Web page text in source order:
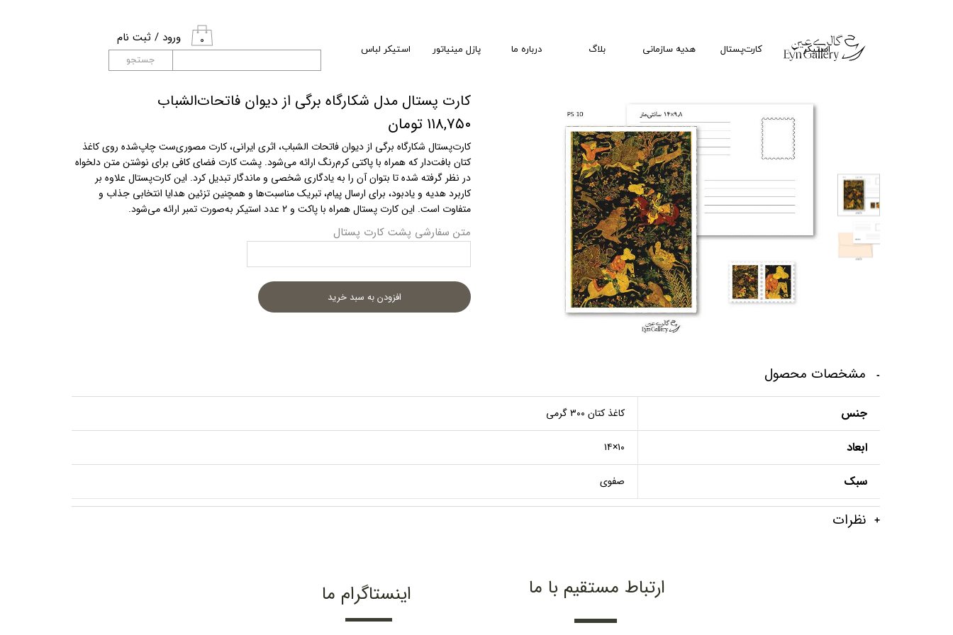
۰ ورود / ثبت نام
حساب کاربری من
تغییر گذر واژه
خروج از حساب
کاربری
استیکر کارت‌پستال هدیه سازمانی بلاگ درباره ما پازل مینیاتور
استیکر لباس
جستجو
کارت پستال مدل شکارگاه برگی از دیوان فاتحات‌الشباب
۱۱۸,۷۵۰ تومان
کارت‌پستال شکارگاه برگی از دیوان فاتحات الشباب، اثری ایرانی، کارت مصوری‌ست چاپ‌شده روی کاغذ
کتان بافت‌دار که همراه با پاکتی کرم‌رنگ ارائه می‌شود. پشت کارت فضای کافی برای نوشتن متن دلخواه
در نظر گرفته شده تا بتوان آن را به یادگاری شخصی و ماندگار تبدیل کرد. این کارت‌پستال علاوه بر
کاربرد هدیه و یادبود، برای ارسال پیام، تبریک مناسبت‌ها و همچنین تزئین هدایا انتخابی جذاب و
متفاوت است. این کارت پستال همراه با پاکت و ۲ عدد استیکر به‌صورت تمبر ارائه می‌شود.
متن سفارشی پشت کارت پستال
افزودن به سبد خرید
مشخصات محصول
جنس کاغذ کتان ۳۰۰ گرمی
ابعاد ۱۰×۱۴
سبک صفوی
نظرات
ارتباط مستقیم با ما اینستاگرام ما